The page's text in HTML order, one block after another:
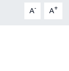
A- A+